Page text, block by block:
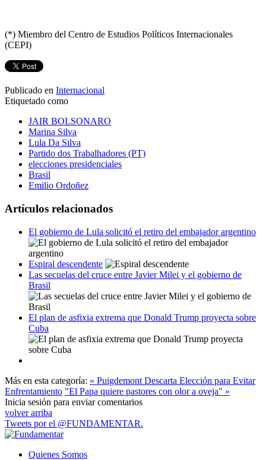
(*) Miembro del Centro de Estudios Políticos Internacionales
(CEPI)
Publicado en Internacional
Etiquetado como
JAIR BOLSONARO
Marina Silva
Lula Da Silva
Partido dos Trabalhadores (PT)
elecciones presidenciales
Brasil
Emilio Ordoñez
Artículos relacionados
El gobierno de Lula solicitó el retiro del embajador argentino
Espiral descendente
Las secuelas del cruce entre Javier Milei y el gobierno de
Brasil
El plan de asfixia extrema que Donald Trump proyecta sobre
Cuba
Más en esta categoría: « Puigdemont Descarta Elección para Evitar
Enfrentamiento "El Papa quiere pastores con olor a oveja" »
Inicia sesión para enviar comentarios
volver arriba
Tweets por el @FUNDAMENTAR.
Quienes Somos